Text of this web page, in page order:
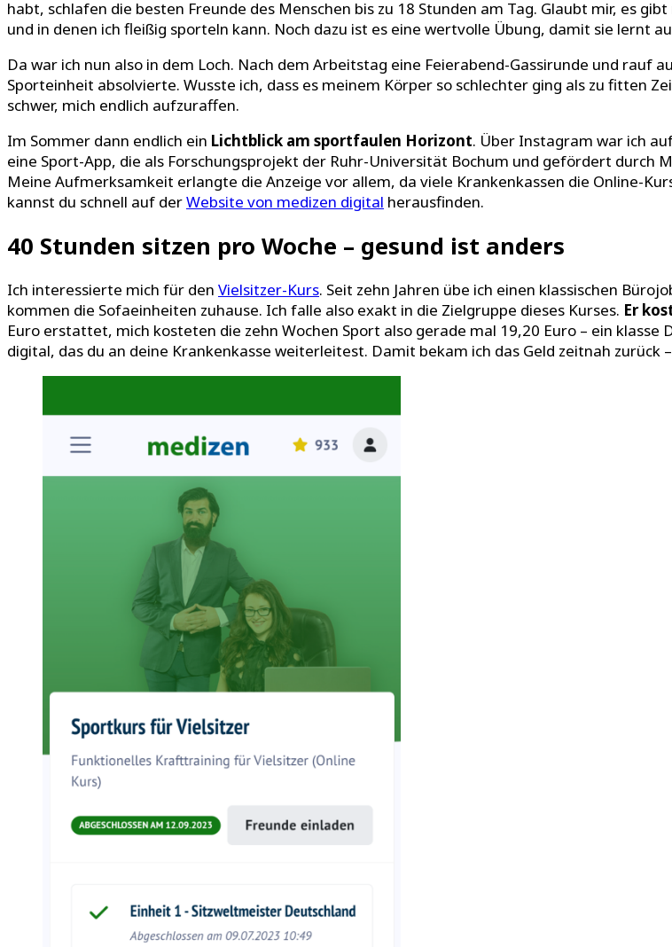
habt, schlafen die besten Freunde des Menschen bis zu 18 Stunden am Tag. Glaubt mir, es
und in denen ich fleißig sporteln kann. Noch dazu ist es eine wertvolle Übung, damit sie lernt
Da war ich nun also in dem Loch. Nach dem Arbeitstag eine Feierabend-Gassirunde und rauf
Sporteinheit absolvierte. Wusste ich, dass es meinem Körper so schlechter ging als zu fitten
schwer, mich endlich aufzuraffen.
Im Sommer dann endlich ein Lichtblick am sportfaulen Horizont. Über Instagram war ich
eine Sport-App, die als Forschungsprojekt der Ruhr-Universität Bochum und gefördert durch
Meine Aufmerksamkeit erlangte die Anzeige vor allem, da viele Krankenkassen die Online-
kannst du schnell auf derWebsite von medizen digital herausfinden.
40 Stunden sitzen pro Woche – gesund ist anders
Ich interessierte mich für den Vielsitzer-Kurs. Seit zehn Jahren übe ich einen klassischen
kommen die Sofaeinheiten zuhause. Ich falle also exakt in die Zielgruppe dieses Kurses. Er
Euro erstattet, mich kosteten die zehn Wochen Sport also gerade mal 19,20 Euro – ein klasse
digital, das du an deine Krankenkasse weiterleitest. Damit bekam ich das Geld zeitnah zurück